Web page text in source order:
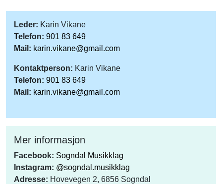
Leder: Karin Vikane
Telefon: 901 83 649
Mail: karin.vikane@gmail.com
Kontaktperson: Karin Vikane
Telefon: 901 83 649
Mail: karin.vikane@gmail.com
Mer informasjon
Facebook: Sogndal Musikklag
Instagram: @sogndal.musikklag
Adresse: Hovevegen 2, 6856 Sogndal